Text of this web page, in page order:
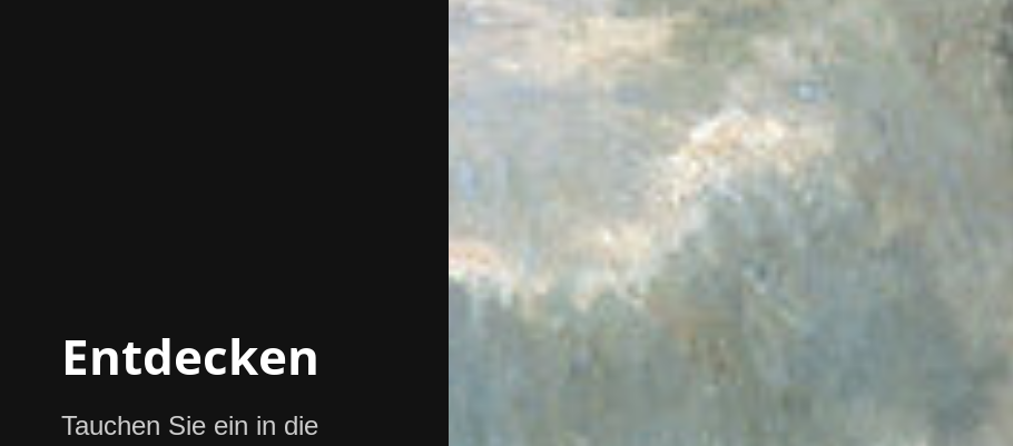
Entdecken
Tauchen Sie ein in die